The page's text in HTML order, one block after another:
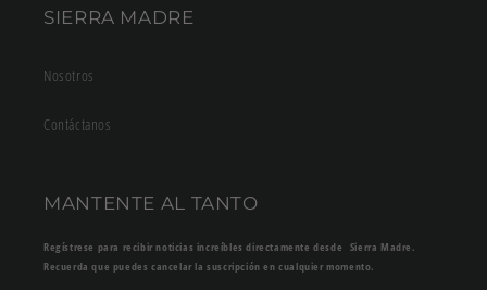
SIERRA MADRE
Nosotros
Contáctanos
MANTENTE AL TANTO
Regístrese para recibir noticias increíbles directamente desde Sierra Madre.
Recuerda que puedes cancelar la suscripción en cualquier momento.